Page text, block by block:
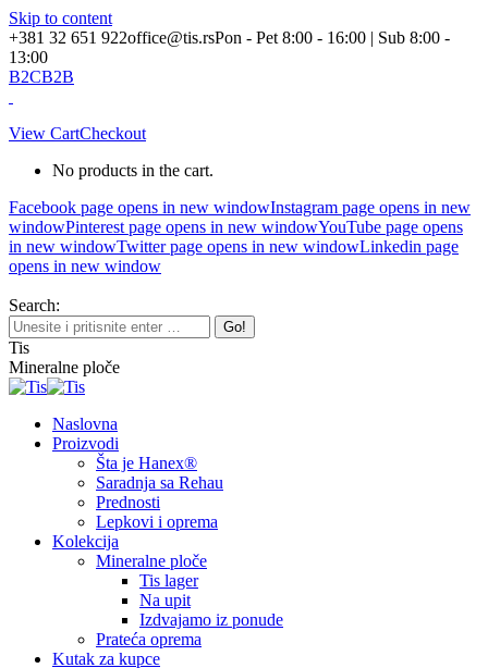
Skip to content
+381 32 651 922office@tis.rsPon - Pet 8:00 - 16:00 | Sub 8:00 -
13:00
B2CB2B
View CartCheckout
No products in the cart.
Facebook page opens in new windowInstagram page opens in new
windowPinterest page opens in new windowYouTube page opens
in new windowTwitter page opens in new windowLinkedin page
opens in new window
Search:
Tis
Mineralne ploče
Naslovna
Proizvodi
Šta je Hanex®
Saradnja sa Rehau
Prednosti
Lepkovi i oprema
Kolekcija
Mineralne ploče
Tis lager
Na upit
Izdvajamo iz ponude
Prateća oprema
Kutak za kupce